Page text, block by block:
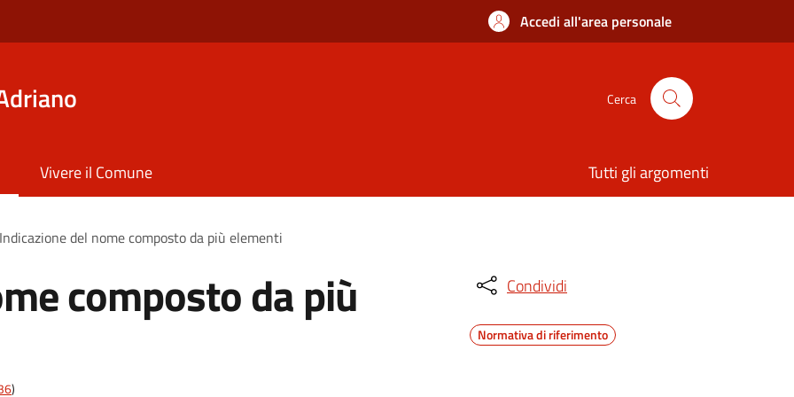
Accedi all'area personale
Cerca
Vivere il Comune Tutti gli argomenti
Indicazione del nome composto da più elementi
composto da più
)
Condividi
Normativa di riferimento